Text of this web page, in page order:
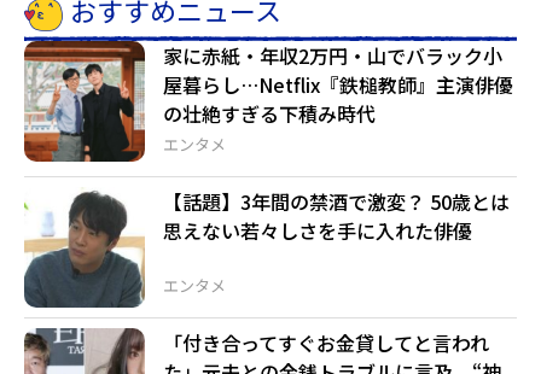
おすすめニュース
エンタメ
家に赤紙・年収2万円・山でバラック小
屋暮らし…Netflix『鉄槌教師』主演俳優
の壮絶すぎる下積み時代
エンタメ
【話題】3年間の禁酒で激変？ 50歳とは
思えない若々しさを手に入れた俳優
「付き合ってすぐお金貸してと言われ